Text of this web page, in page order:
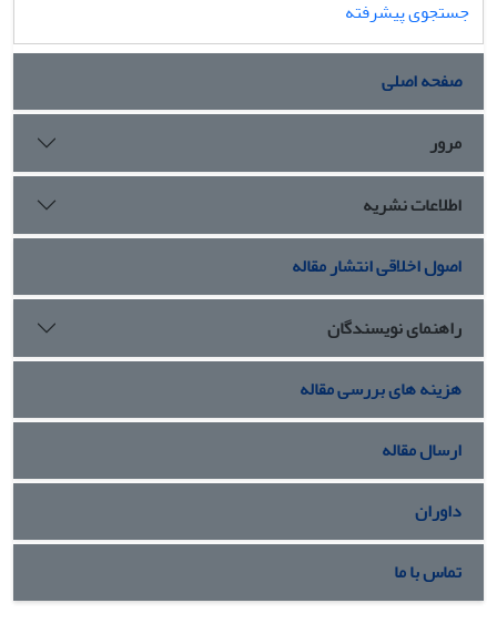
جستجوی پیشرفته
صفحه اصلی
مرور
اطلاعات نشریه
اصول اخلاقی انتشار مقاله
راهنمای نویسندگان
هزینه های بررسی مقاله
ارسال مقاله
داوران
تماس با ما